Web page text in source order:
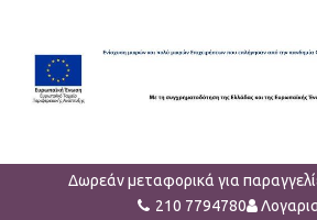
Δωρεάν μεταφορικά για
210 7794780